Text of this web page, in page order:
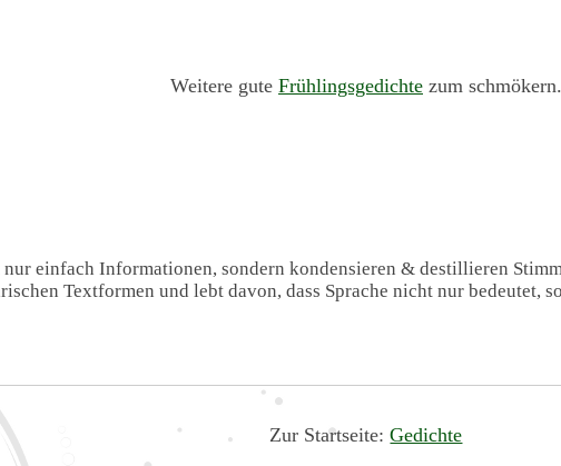
Weitere gute Frühlingsgedichtezum schmökern.
einfach Informationen, sondern kondensieren & destillieren
Textformen und lebt davon, dass Sprache nicht nur bedeutet,
Zur Startseite:Gedichte